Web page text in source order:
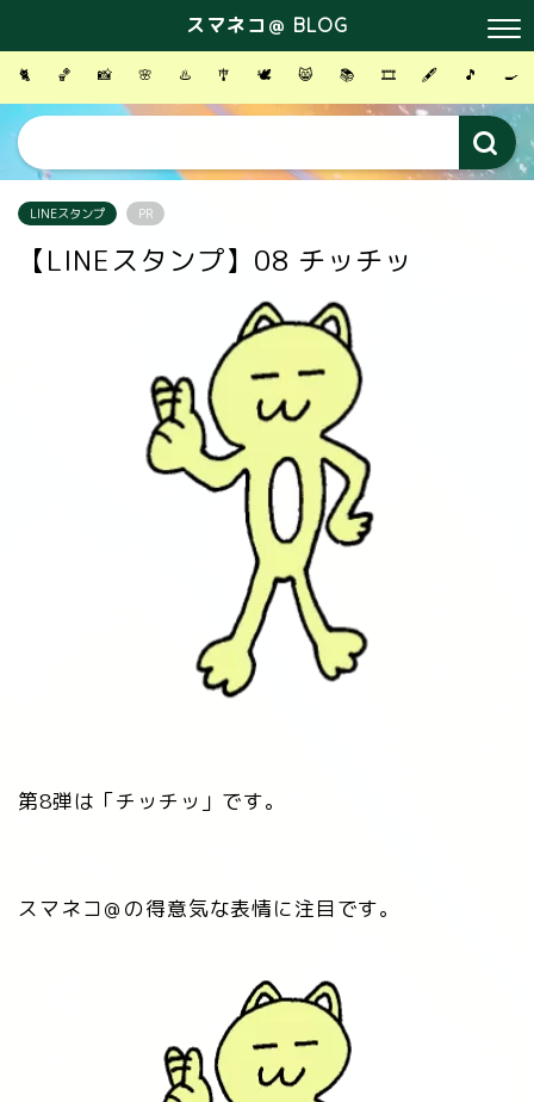
スマネコ＠ BLOG
🐈 🏀 📸 🌸 ♨️ 🎐 🕊 😸 📚 🎞 🖋 🎵 🍳
LINEスタンプ PR
【LINEスタンプ】08 チッチッ
第8弾は「チッチッ」です。
スマネコ＠の得意気な表情に注目です。